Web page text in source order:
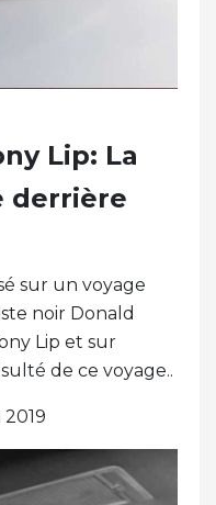
Lip: La
derrière
sur un voyage
noir Donald
Lip et sur
de ce voyage..